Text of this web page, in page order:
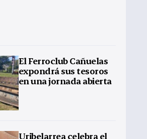
El Ferroclub Cañuelas
expondrá sus tesoros
en una jornada abierta
Uribelarrea celebra el